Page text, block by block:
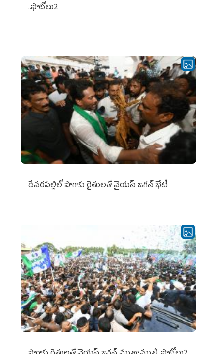
..ఫొటోలు2
దేవరపల్లిలో పొగాకు రైతులతో వైయస్ జగన్ భేటీ